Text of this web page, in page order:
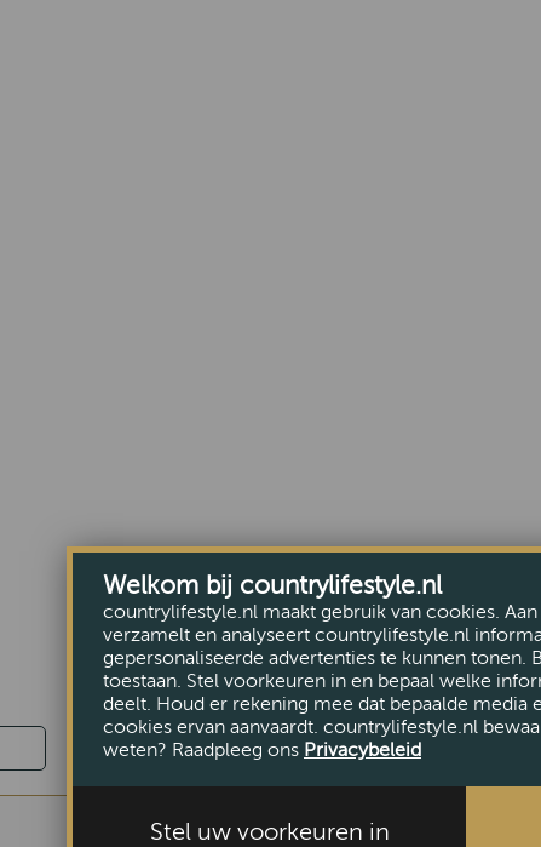
Welkom bij countrylifestyle.nl
countrylifestyle.nl maakt gebruik van cookies.
verzamelt en analyseert countrylifestyle.nl
gepersonaliseerde advertenties te kunnen tonen.
toestaan. Stel voorkeuren in en bepaal welke
deelt. Houd er rekening mee dat bepaalde media
cookies ervan aanvaardt. countrylifestyle.nl
weten? Raadpleeg ons Privacybeleid
Stel uw voorkeuren in